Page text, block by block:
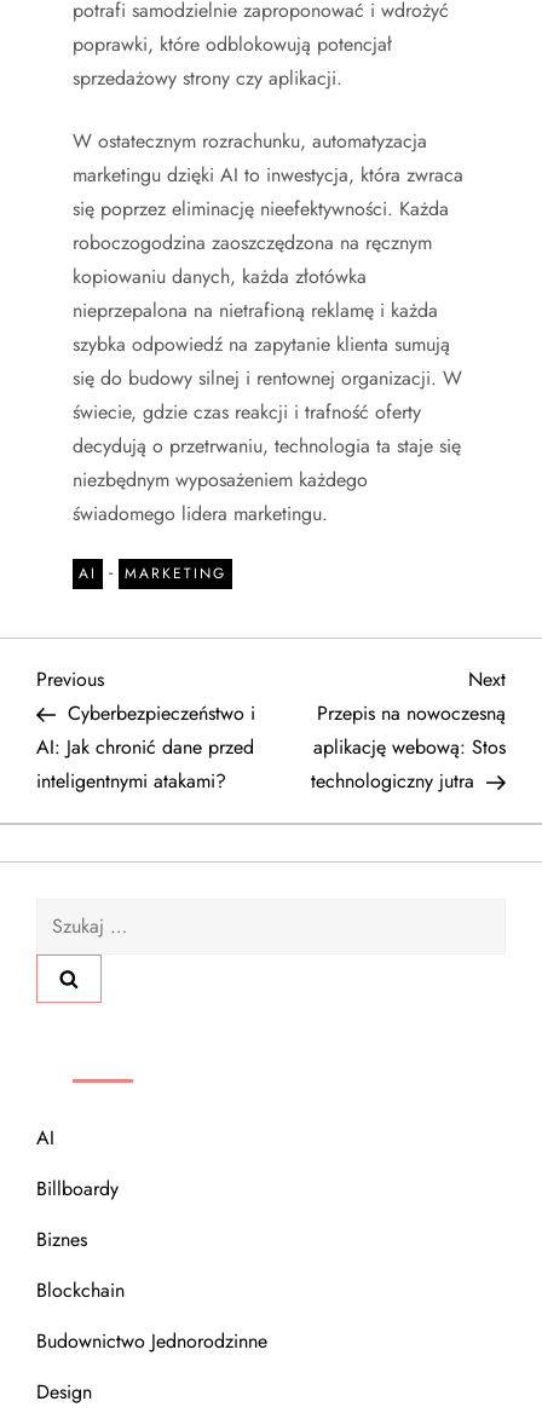
potrafi samodzielnie zaproponować i wdrożyć
poprawki, które odblokowują potencjał
sprzedażowy strony czy aplikacji.
W ostatecznym rozrachunku, automatyzacja
marketingu dzięki AI to inwestycja, która zwraca
się poprzez eliminację nieefektywności. Każda
roboczogodzina zaoszczędzona na ręcznym
kopiowaniu danych, każda złotówka
nieprzepalona na nietrafioną reklamę i każda
szybka odpowiedź na zapytanie klienta sumują
się do budowy silnej i rentownej organizacji. W
świecie, gdzie czas reakcji i trafność oferty
decydują o przetrwaniu, technologia ta staje się
niezbędnym wyposażeniem każdego
świadomego lidera marketingu.
AI - MARKETING
N
a
w
i
g
a
a
w
p
i
s
Previous
Post
Previous
Cyberbezpieczeństwo i
AI: Jak chronić dane przed
inteligentnymi atakami?
Next
Next
Przepis na nowoczesną
aplikację webową: Stos
technologiczny jutra
Szukaj:
AI
Billboardy
Biznes
Blockchain
Budownictwo Jednorodzinne
Design